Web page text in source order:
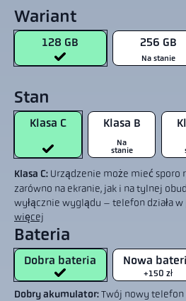
Wariant
128 GB 256 GB
Na stanie
Stan
Klasa C Klasa B
Na
stanie
Klasa C: Urządzenie może mieć sporo
zarówno na ekranie, jak i na tylnej
wyłącznie wyglądu – telefon działa w
więcej
Bateria
Dobra bateria Nowa
+150 zł
Dobry akumulator:Twój nowy telefon